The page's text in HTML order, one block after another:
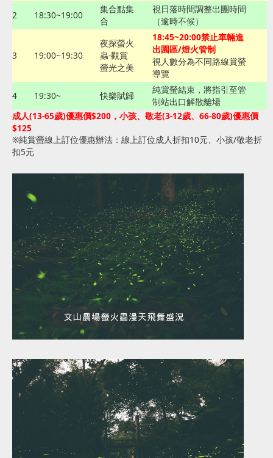
2 18:30~19:00
集合點集
合
視日落時間調整出團時間
（逾時不候）
3 19:00~19:30
夜探螢火
蟲-觀賞
螢光之美
18:45~20:00禁止車輛進
出園區/燈火管制
視人數分為不同路線賞螢
導覽
4
19:30~ 快樂賦歸
純賞螢結束，將指引至管
制站出口解散離場
成人(13-65歲)優惠價$200，小孩、敬老(3-12歲、66-80歲)優惠價
$125
※純賞螢線上訂位優惠辦法：線上訂位成人折扣10元、小孩/敬老折
扣5元